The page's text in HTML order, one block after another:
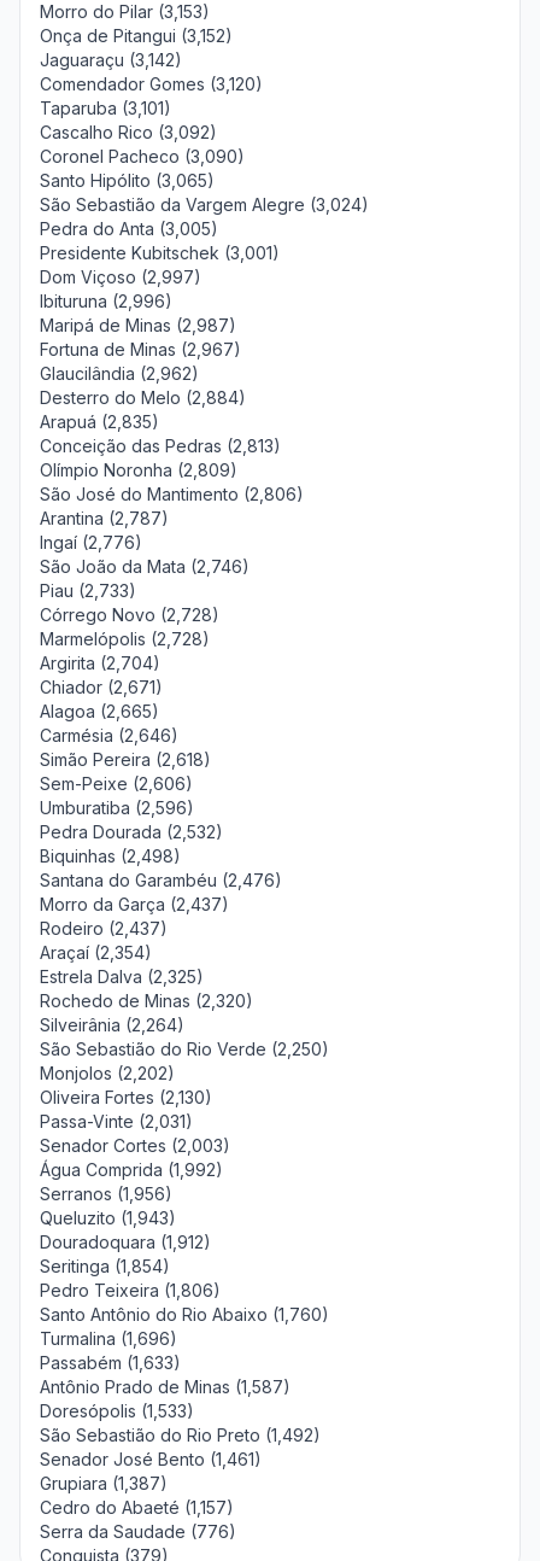
Morro do Pilar (3,153)
Onça de Pitangui (3,152)
Jaguaraçu (3,142)
Comendador Gomes (3,120)
Taparuba (3,101)
Cascalho Rico (3,092)
Coronel Pacheco (3,090)
Santo Hipólito (3,065)
São Sebastião da Vargem Alegre (3,024)
Pedra do Anta (3,005)
Presidente Kubitschek (3,001)
Dom Viçoso (2,997)
Ibituruna (2,996)
Maripá de Minas (2,987)
Fortuna de Minas (2,967)
Glaucilândia (2,962)
Desterro do Melo (2,884)
Arapuá (2,835)
Conceição das Pedras (2,813)
Olímpio Noronha (2,809)
São José do Mantimento (2,806)
Arantina (2,787)
Ingaí (2,776)
São João da Mata (2,746)
Piau (2,733)
Córrego Novo (2,728)
Marmelópolis (2,728)
Argirita (2,704)
Chiador (2,671)
Alagoa (2,665)
Carmésia (2,646)
Simão Pereira (2,618)
Sem-Peixe (2,606)
Umburatiba (2,596)
Pedra Dourada (2,532)
Biquinhas (2,498)
Santana do Garambéu (2,476)
Morro da Garça (2,437)
Rodeiro (2,437)
Araçaí (2,354)
Estrela Dalva (2,325)
Rochedo de Minas (2,320)
Silveirânia (2,264)
São Sebastião do Rio Verde (2,250)
Monjolos (2,202)
Oliveira Fortes (2,130)
Passa-Vinte (2,031)
Senador Cortes (2,003)
Água Comprida (1,992)
Serranos (1,956)
Queluzito (1,943)
Douradoquara (1,912)
Seritinga (1,854)
Pedro Teixeira (1,806)
Santo Antônio do Rio Abaixo (1,760)
Turmalina (1,696)
Passabém (1,633)
Antônio Prado de Minas (1,587)
Doresópolis (1,533)
São Sebastião do Rio Preto (1,492)
Senador José Bento (1,461)
Grupiara (1,387)
Cedro do Abaeté (1,157)
Serra da Saudade (776)
Conquista (379)